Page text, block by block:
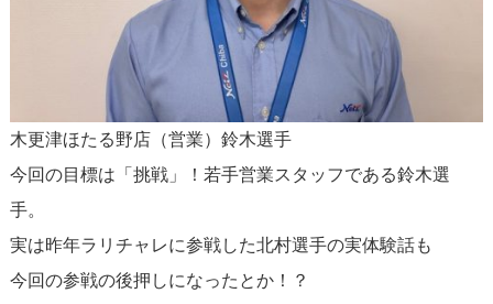
木更津ほたる野店（営業）鈴木選手
今回の目標は「挑戦」！若手営業スタッフである鈴木選
手。
実は昨年ラリチャレに参戦した北村選手の実体験話も
今回の参戦の後押しになったとか！？